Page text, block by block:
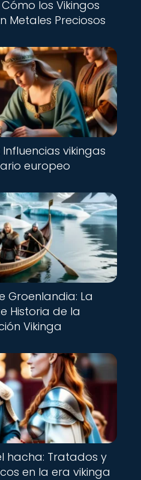
los Vikingos
Metales Preciosos
vikingas
europeo
Groenlandia: La
Historia de la
Vikinga
hacha: Tratados y
en la era vikinga